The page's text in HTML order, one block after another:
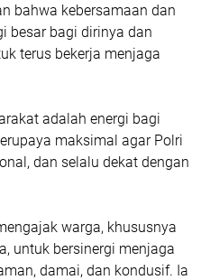
bahwa kebersamaan dan
besar bagi dirinya dan
terus bekerja menjaga
adalah energi bagi
maksimal agar Polri
dan selalu dekat dengan
warga, khususnya
untuk bersinergi menjaga
damai, dan kondusif. Ia